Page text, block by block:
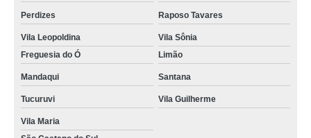
empresa especializada em acompanhante idoso Santa Cecilia
acompanhante para terceira idade empresa Penha
acompanhante para terceira idade Belém
acompanhante cuidador de idoso Moema
empresa especializada em acompanhante de idoso cama Limão
Perdizes Raposo Tavares
Vila Leopoldina
Vila Sônia
Freguesia do Ó
Limão
Mandaqui Santana
Tucuruvi Vila Guilherme
Vila Maria